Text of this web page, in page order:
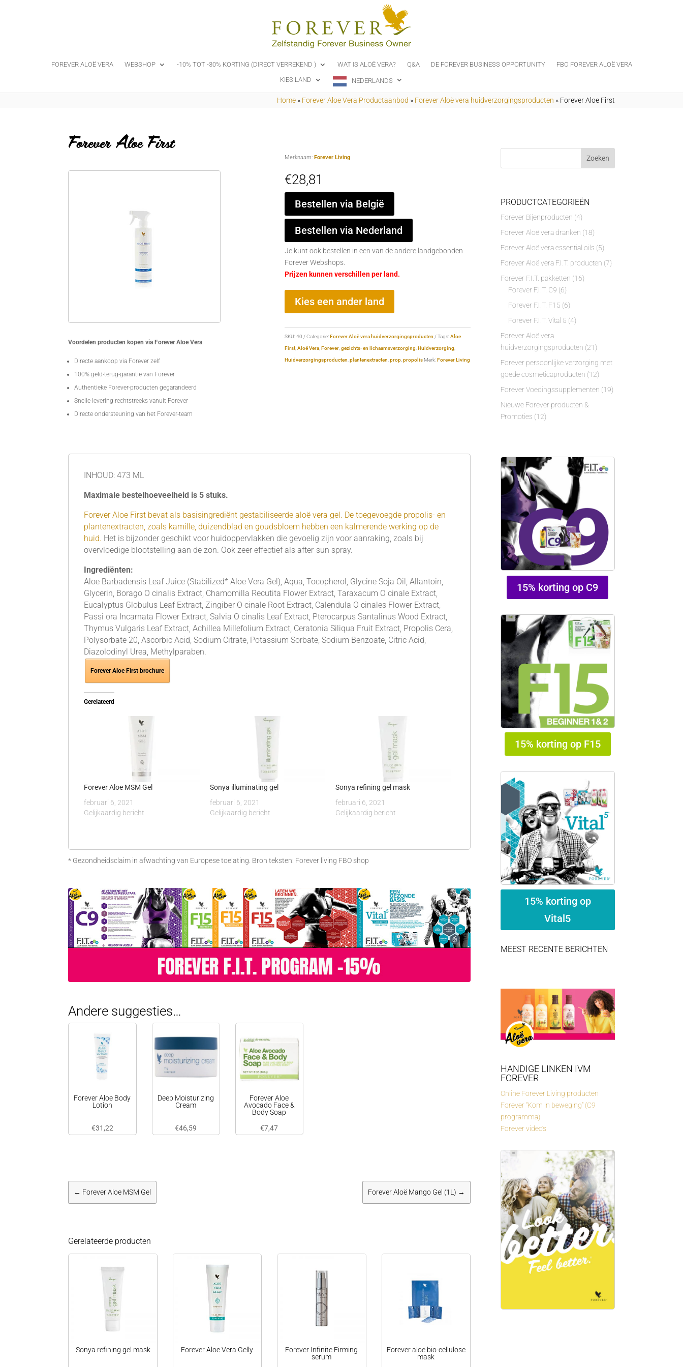
FOREVER ALOË VERA WEBSHOP -10% TOT -30% KORTING (DIRECT VERREKEND ) WAT IS ALOË VERA? Q&A DE FOREVER BUSINESS OPPORTUNITY
FBO FOREVER ALOË VERA
KIES LAND
NEDERLANDS
Home» Forever Aloe Vera Productaanbod » Forever Aloë vera huidverzorgingsproducten » Forever Aloe First
Forever Aloe First
Voordelen producten kopen via Forever Aloe Vera
Directe aankoop via Forever zelf
100% geld-terug-garantie van Forever
Authentieke Forever-producten gegarandeerd
Snelle levering rechtstreeks vanuit Forever
Directe ondersteuning van het Forever-team
Merknaam: Forever Living
€28,81
Bestellen via België
Bestellen via Nederland
Je kunt ook bestellen in een van de andere landgebonden
Forever Webshops.
Prijzen kunnen verschillen per land.
Kies een ander land
SKU:40 Categorie: Forever Aloë vera huidverzorgingsproducten Tags:Aloe
First,Aloë Vera, Forever,gezichts- en lichaamsverzorging, Huidverzorging,
Huidverzorgingsproducten,plantenextracten,prop,propolis Merk: Forever Living
INHOUD: 473 ML
Maximale bestelhoeveelheid is 5 stuks.
Forever Aloe First bevat als basisingrediënt gestabiliseerde aloë vera gel. De toegevoegde propolis- en
plantenextracten, zoals kamille, duizendblad en goudsbloem hebben een kalmerende werking op de
huid. Het is bijzonder geschikt voor huidoppervlakken die gevoelig zijn voor aanraking, zoals bij
overvloedige blootstelling aan de zon. Ook zeer effectief als after-sun spray.
Ingrediënten:
Aloe Barbadensis Leaf Juice (Stabilized* Aloe Vera Gel), Aqua, Tocopherol, Glycine Soja Oil, Allantoin,
Glycerin, Borago O cinalis Extract, Chamomilla Recutita Flower Extract, Taraxacum O cinale Extract,
Eucalyptus Globulus Leaf Extract, Zingiber O cinale Root Extract, Calendula O cinales Flower Extract,
Passi ora Incarnata Flower Extract, Salvia O cinalis Leaf Extract, Pterocarpus Santalinus Wood Extract,
Thymus Vulgaris Leaf Extract, Achillea Millefolium Extract, Ceratonia Siliqua Fruit Extract, Propolis Cera,
Polysorbate 20, Ascorbic Acid, Sodium Citrate, Potassium Sorbate, Sodium Benzoate, Citric Acid,
Diazolodinyl Urea, Methylparaben.
Forever Aloe First brochure
Gerelateerd
Forever Aloe MSM Gel
februari 6, 2021
Gelijkaardig bericht
Sonya illuminating gel
februari 6, 2021
Gelijkaardig bericht
Sonya refining gel mask
februari 6, 2021
Gelijkaardig bericht
* Gezondheidsclaim in afwachting van Europese toelating. Bron teksten: Forever living FBO shop
Andere suggesties…
Forever Aloe Body
Lotion
€31,22
Deep Moisturizing
Cream
€46,59
Forever Aloe
Avocado Face &
Body Soap
€7,47
← Forever Aloe MSM Gel Forever Aloë Mango Gel (1L) →
Gerelateerde producten
Sonya refining gel mask Forever Aloe Vera Gelly
Forever Infinite Firming
serum
Forever aloe bio-cellulose
mask
PRODUCTCATEGORIEËN
Forever Bijenproducten (4)
Forever Aloë vera dranken (18)
Forever Aloë vera essential oils (5)
Forever Aloë vera F.I.T. producten (7)
Forever F.I.T. pakketten (16)
Forever F.I.T. C9 (6)
Forever F.I.T. F15 (6)
Forever F.I.T. Vital 5 (4)
Forever Aloë vera
huidverzorgingsproducten (21)
Forever persoonlijke verzorging met
goede cosmeticaproducten (12)
Forever Voedingssupplementen (19)
Nieuwe Forever producten &
Promoties (12)
15% korting op C9
15% korting op F15
15% korting op
Vital5
MEEST RECENTE BERICHTEN
HANDIGE LINKEN IVM
FOREVER
Online Forever Living producten
Forever “Kom in beweging” (C9
programma)
Forever video’s